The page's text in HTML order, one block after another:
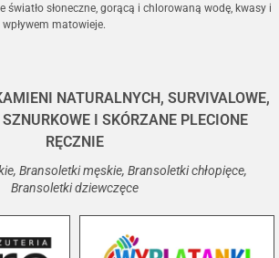
światło słoneczne, gorącą i chlorowaną wodę, kwasy i
matowieje.
NATURALNYCH, SURVIVALOWE,
I SKÓRZANE PLECIONE
RĘCZNIE
Bransoletki męskie, Bransoletki chłopięce,
Bransoletki dziewczęce